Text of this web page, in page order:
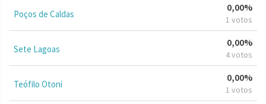
Poços de Caldas
0,00%
1 votos
Sete Lagoas
0,00%
4 votos
Teófilo Otoni
0,00%
1 votos